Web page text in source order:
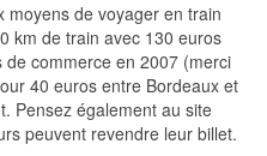
moyens de voyager en train
km de train avec 130 euros
de commerce en 2007 (merci
40 euros entre Bordeaux et
Pensez également au site
peuvent revendre leur billet.